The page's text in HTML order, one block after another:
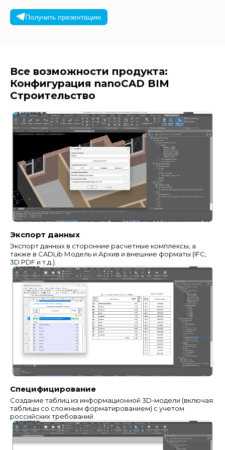
Получить презентацию
Все возможности продукта:
Конфигурация nanoCAD BIM
Строительство
Экспорт данных
Экспорт данных в сторонние расчетные комплексы, а
также в CADLib Модель и Архив и внешние форматы (IFC,
3D PDF и т.д.).
Специфицирование
Создание таблиц из информационной 3D-модели (включая
таблицы со сложным форматированием) с учетом
российских требований.